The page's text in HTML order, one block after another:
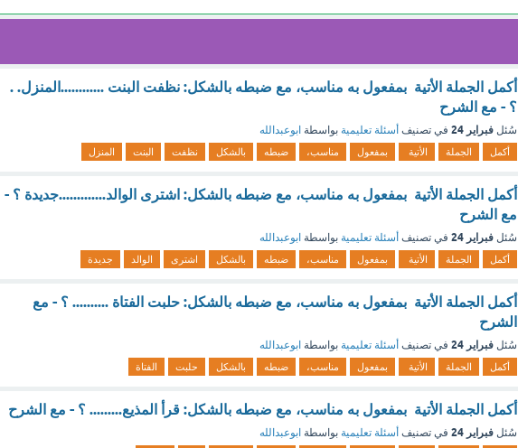
أكمل الجملة الأتية بمفعول به مناسب، مع ضبطه بالشكل: نظفت البنت ............المنزل. .
؟ - مع الشرح
سُئل فبراير 24 في تصنيف أسئلة تعليمية بواسطة ابوعبدالله
أكمل الجملة الأتية بمفعول مناسب، ضبطه بالشكل نظفت البنت المنزل
أكمل الجملة الأتية بمفعول به مناسب، مع ضبطه بالشكل: اشترى الوالد.............جديدة ؟ -
مع الشرح
سُئل فبراير 24 في تصنيف أسئلة تعليمية بواسطة ابوعبدالله
أكمل الجملة الأتية بمفعول مناسب، ضبطه بالشكل اشترى الوالد جديدة
أكمل الجملة الأتية بمفعول به مناسب، مع ضبطه بالشكل: حلبت الفتاة .......... ؟ - مع
الشرح
سُئل فبراير 24 في تصنيف أسئلة تعليمية بواسطة ابوعبدالله
أكمل الجملة الأتية بمفعول مناسب، ضبطه بالشكل حلبت الفتاة
أكمل الجملة الأتية بمفعول به مناسب، مع ضبطه بالشكل: قرأ المذيع......... ؟ - مع الشرح
سُئل فبراير 24 في تصنيف أسئلة تعليمية بواسطة ابوعبدالله